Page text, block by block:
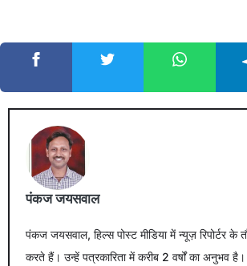
पंकज जयसवाल
पंकज जयसवाल, हिल्स पोस्ट मीडिया में न्यूज़ रिपोर्टर के
करते हैं। उन्हें पत्रकारिता में करीब 2 वर्षों का अनुभव